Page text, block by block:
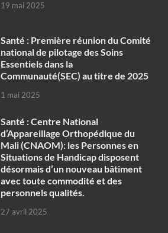
19 mai 2025
Santé : Première réunion du Comité
national de pilotage des Soins
Essentiels dans la
Communauté(SEC) au titre de 2025
1 mai 2025
Santé : Centre National
d’Appareillage Orthopédique du
Mali (CNAOM): les Personnes en
Situations de Handicap disposent
désormais d’un nouveau bâtiment
avec toute commodité et des
personnels qualités.
27 avril 2025